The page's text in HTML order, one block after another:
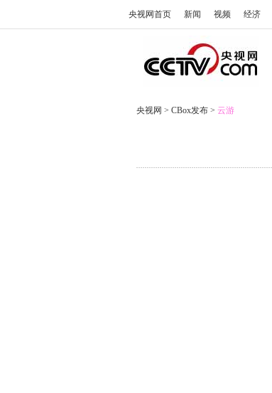
央视网首页 新闻 视频 经济
央视网 > CBox发布 > 云游